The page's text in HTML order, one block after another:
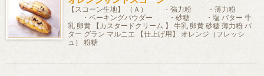
【スコーン生地】 （Ａ） ・強力粉 ・薄力粉
・ベーキングパウダー ・砂糖 ・塩 バター 牛
乳 卵黄 【カスタードクリーム 】 牛乳 卵黄 砂糖 薄力粉 バ
ター グラン マルニエ 【仕上げ用】 オレンジ（フレッシ
ュ） 粉糖